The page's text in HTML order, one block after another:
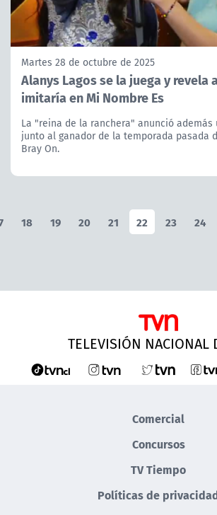
Martes 28 de octubre de 2025
Alanys Lagos se la juega y revela
imitaría en Mi Nombre Es
La "reina de la ranchera" anunció además
junto al ganador de la temporada pasada
Bray On.
18 19 20 21 22 23 24
TELEVISIÓN NACIONAL
Comercial
Concursos
TV Tiempo
Políticas de